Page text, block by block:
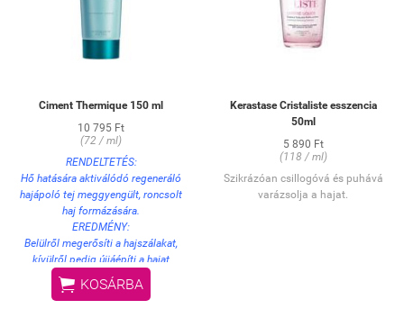
Ciment Thermique 150 ml
10 795 Ft
(72 / ml)
RENDELTETÉS:
Hő hatására aktiválódó regeneráló
hajápoló tej meggyengült, roncsolt
haj formázására.
EREDMÉNY:
Belülről megerősíti a hajszálakat,
kívülről pedig újjáépíti a hajat
körülölelő természetes
védőréteget. Megóvja a hajat a hő
 KOSÁRBA
Kerastase Cristaliste esszencia
50ml
5 890 Ft
(118 / ml)
Szikrázóan csillogóvá és puhává
varázsolja a hajat.